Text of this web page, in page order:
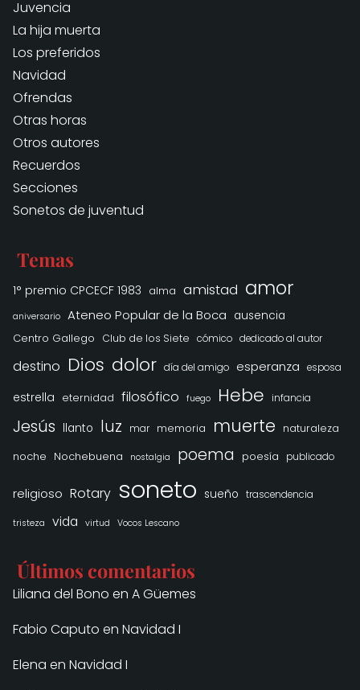
Juvencia
La hija muerta
Los preferidos
Navidad
Ofrendas
Otras horas
Otros autores
Recuerdos
Secciones
Sonetos de juventud
Temas
1° premio CPCECF 1983 alma amistad amor
aniversario Ateneo Popular de la Boca ausencia
Centro Gallego
Club de los Siete cómico dedicado al autor
destino Dios dolor día del amigo esperanza esposa
estrella eternidad filosófico fuego Hebe infancia
Jesús llanto luz mar memoria muerte naturaleza
noche Nochebuena nostalgia poema poesía publicado
religioso Rotary soneto sueño trascendencia
tristeza vida virtud Vocos Lescano
Últimos comentarios
Liliana del Bono en A Güemes
Fabio Caputo en Navidad I
Elena en Navidad I